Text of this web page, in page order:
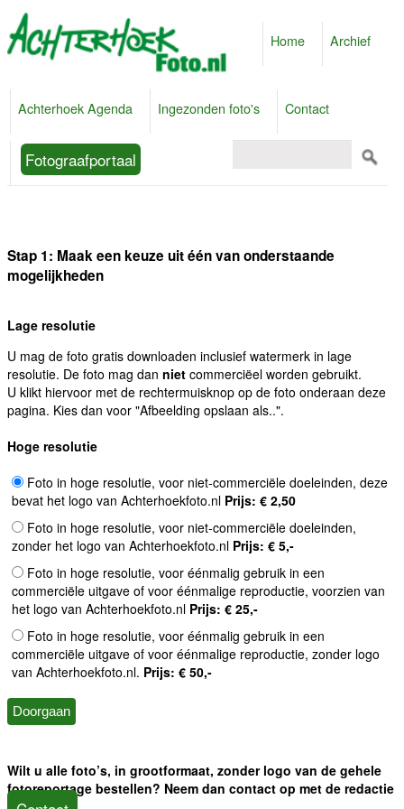
Home Archief
Achterhoek Agenda Ingezonden foto's Contact
Fotograafportaal
Stap 1: Maak een keuze uit één van onderstaande
mogelijkheden
Lage resolutie
U mag de foto gratis downloaden inclusief watermerk in lage
resolutie. De foto mag dan niet commerciëel worden gebruikt.
U klikt hiervoor met de rechtermuisknop op de foto onderaan deze
pagina. Kies dan voor "Afbeelding opslaan als..".
Hoge resolutie
Foto in hoge resolutie, voor niet-commerciële doeleinden, deze
bevat het logo van Achterhoekfoto.nl Prijs: € 2,50
Foto in hoge resolutie, voor niet-commerciële doeleinden,
zonder het logo van Achterhoekfoto.nl Prijs: € 5,-
Foto in hoge resolutie, voor éénmalig gebruik in een
commerciële uitgave of voor éénmalige reproductie, voorzien van
het logo van Achterhoekfoto.nl Prijs: € 25,-
Foto in hoge resolutie, voor éénmalig gebruik in een
commerciële uitgave of voor éénmalige reproductie, zonder logo
van Achterhoekfoto.nl. Prijs: € 50,-
Wilt u alle foto’s, in grootformaat, zonder logo van de gehele
fotoreportage bestellen? Neem dan contact op met de redactie